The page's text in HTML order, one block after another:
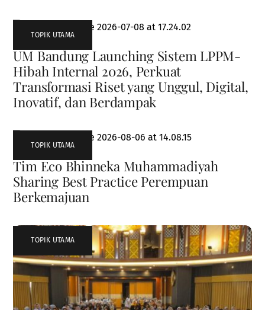
TOPIK UTAMA
UM Bandung Launching Sistem LPPM-
Hibah Internal 2026, Perkuat
Transformasi Riset yang Unggul, Digital,
Inovatif, dan Berdampak
TOPIK UTAMA
Tim Eco Bhinneka Muhammadiyah
Sharing Best Practice Perempuan
Berkemajuan
TOPIK UTAMA